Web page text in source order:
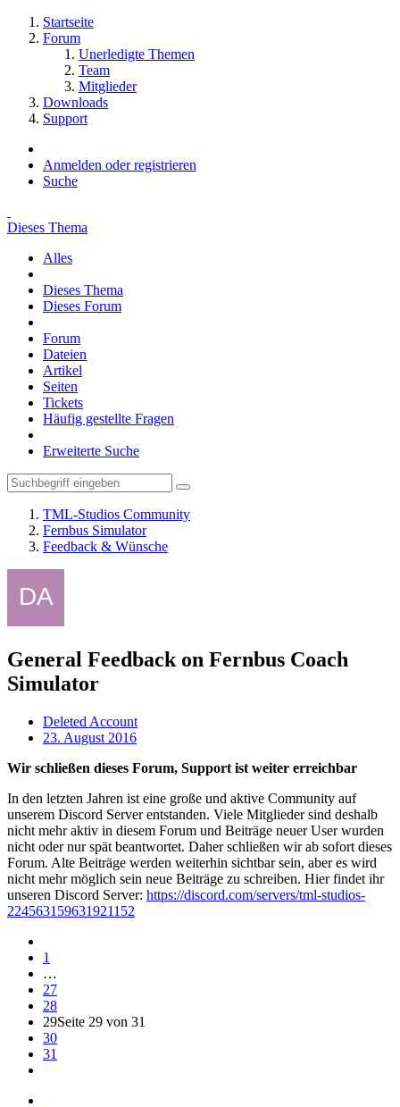
Startseite
Forum
Unerledigte Themen
Team
Mitglieder
Downloads
Support
Anmelden oder registrieren
Suche
Dieses Thema
Alles
Dieses Thema
Dieses Forum
Forum
Dateien
Artikel
Seiten
Tickets
Häufig gestellte Fragen
Erweiterte Suche
TML-Studios Community
Fernbus Simulator
Feedback & Wünsche
General Feedback on Fernbus Coach
Simulator
Deleted Account
23. August 2016
Wir schließen dieses Forum, Support ist weiter erreichbar
In den letzten Jahren ist eine große und aktive Community auf
unserem Discord Server entstanden. Viele Mitglieder sind deshalb
nicht mehr aktiv in diesem Forum und Beiträge neuer User wurden
nicht oder nur spät beantwortet. Daher schließen wir ab sofort dieses
Forum. Alte Beiträge werden weiterhin sichtbar sein, aber es wird
nicht mehr möglich sein neue Beiträge zu schreiben. Hier findet ihr
unseren Discord Server: https://discord.com/servers/tml-studios-
224563159631921152
1
…
27
28
29Seite 29 von 31
30
31